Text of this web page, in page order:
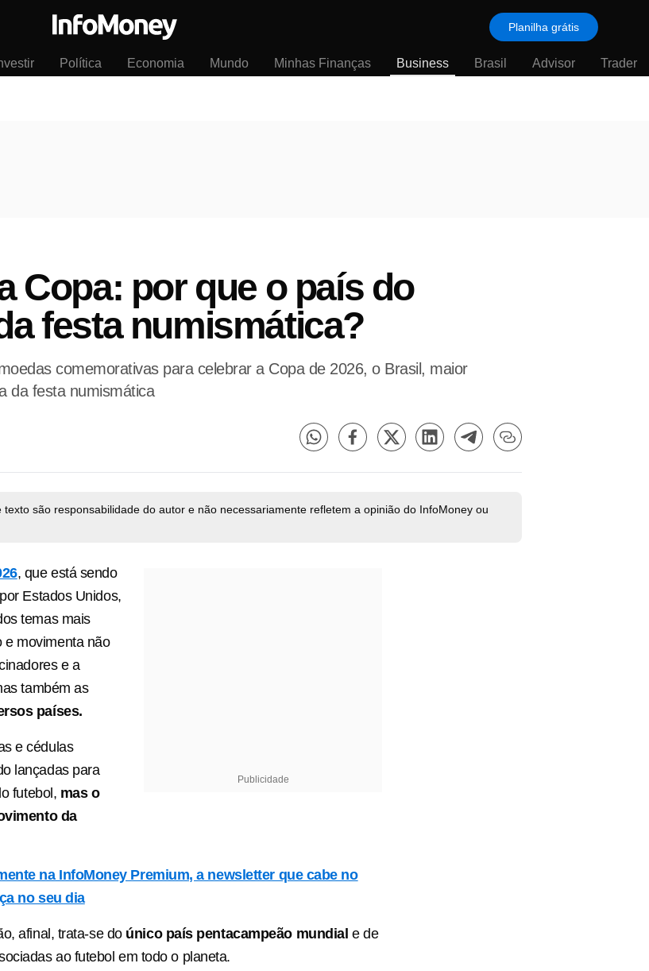
Planilha grátis
Política Economia Mundo Minhas Finanças Business Brasil Advisor Trader
Copa: por que o país do
festa numismática?
comemorativas para celebrar a Copa de 2026, o Brasil, maior
da festa numismática
são responsabilidade do autor e não necessariamente refletem a opinião do InfoMoney ou
Publicidade
, que está sendo
Estados Unidos,
temas mais
e movimenta não
e a
também as
países.
e cédulas
lançadas para
futebol, mas o
da
na InfoMoney Premium, a newsletter que cabe no
no seu dia
afinal, trata-se do único país pentacampeão mundial e de
ao futebol em todo o planeta.